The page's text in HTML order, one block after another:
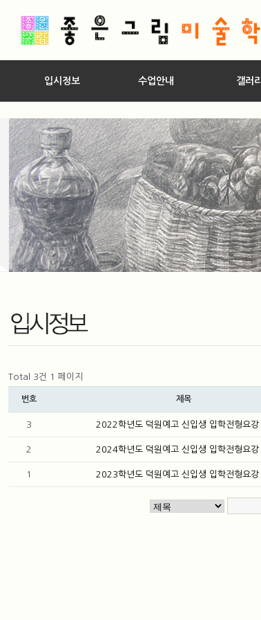
입시정보 수업안내 갤러리
Total 3건 1 페이지
번호 제목
3 2022학년도 덕원예고 신입생 입학전형요강
2 2024학년도 덕원예고 신입생 입학전형요강
1 2023학년도 덕원예고 신입생 입학전형요강